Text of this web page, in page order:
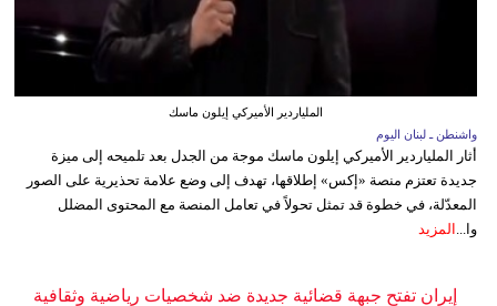
الملياردير الأميركي إيلون ماسك
واشنطن ـ لبنان اليوم
أثار الملياردير الأميركي إيلون ماسك موجة من الجدل بعد تلميحه إلى ميزة
جديدة تعتزم منصة «إكس» إطلاقها، تهدف إلى وضع علامة تحذيرية على الصور
المعدّلة، في خطوة قد تمثل تحولاً في تعامل المنصة مع المحتوى المضلل
وا... المزيد
إيران تفتح جبهة قضائية جديدة ضد شخصيات رياضية وثقافية